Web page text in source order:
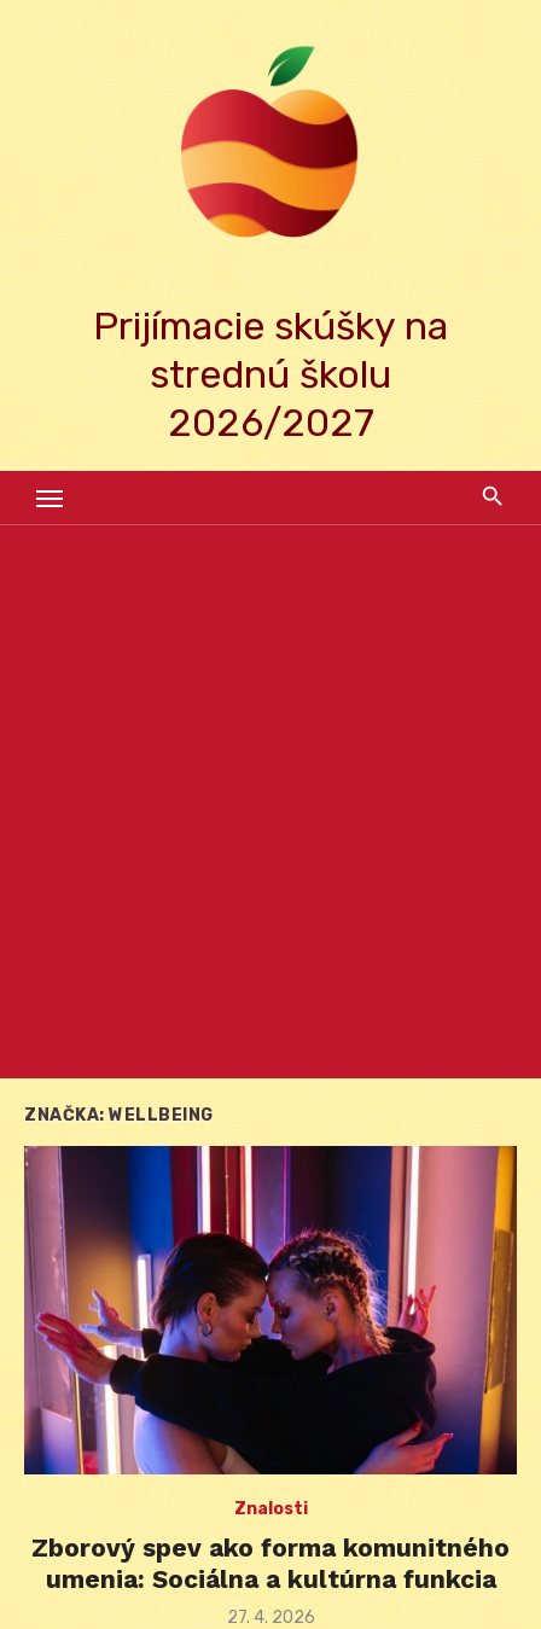
Prijímacie skúšky na
strednú školu
2026/2027
ZNAČKA: WELLBEING
Znalosti
Zborový spev ako forma komunitného
umenia: Sociálna a kultúrna funkcia
Posted
27. 4. 2026